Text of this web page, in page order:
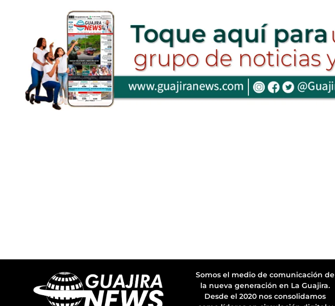
Somos el medio de comunicación de
la nueva generación en La Guajira.
Desde el 2020 nos consolidamos